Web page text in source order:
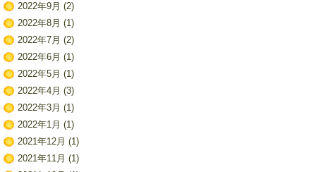
2022年9月 (2)
2022年8月 (1)
2022年7月 (2)
2022年6月 (1)
2022年5月 (1)
2022年4月 (3)
2022年3月 (1)
2022年1月 (1)
2021年12月 (1)
2021年11月 (1)